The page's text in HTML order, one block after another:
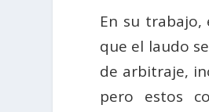
En su
que el laudo
de arbitraje,
pero estos